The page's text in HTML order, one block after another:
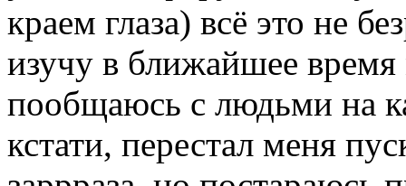
краем глаза) всё это не
изучу в ближайшее
пообщаюсь с людьми на
кстати, перестал меня